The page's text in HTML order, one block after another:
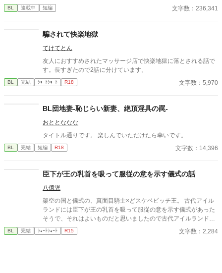
なかった 至高の筋肉を持つ、精神を削られ意志をなくした青年を
太古の神に捧げるため、“水”、“風”、“土”の信奉者達が暗躍する 意
校で繰り広げられるダークファンタジー
BL 連載中 短編 文字数：236,341
騙されて快楽地獄
てけてとん
友人におすすめされたマッサージ店で快楽地獄に落とされる話で
す。長すぎたので2話に分けています。
BL 完結 ｼｮｰﾄｼｮｰﾄ R18 文字数：5,970
BL団地妻-恥じらい新妻、絶頂淫具の罠-
おととななな
タイトル通りです。 楽しんでいただけたら幸いです。
BL 完結 短編 R18 文字数：14,396
臣下が王の乳首を吸って服従の意を示す儀式の話
八億児
架空の国と儀式の、真面目騎士×どスケベビッチ王。 古代アイル
ランドには臣下が王の乳首を吸って服従の意を示す儀式があった
そうで、それはよいものだと思いましたので古代アイルランドと
は特に関係なく王の乳首を吸ってもらいました。
BL 完結 ｼｮｰﾄｼｮｰﾄ R15 文字数：2,284